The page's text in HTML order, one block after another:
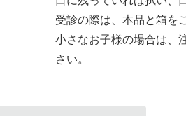
受診の際は、本品と箱を
小さなお子様の場合は、
さい。